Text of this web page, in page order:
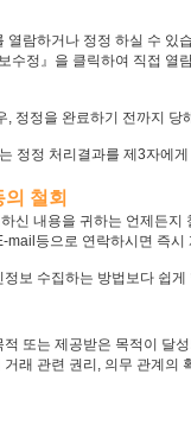
열람하거나 정정 하실 수 있
수정』을 클릭하여 직접
정정을 완료하기 전까지
정정 처리결과를 제3자에
철회
신 내용을 귀하는 언제든지
등으로 연락하시면 즉
보 수집하는 방법보다 쉽
또는 제공받은 목적이 달
래 관련 권리, 의무 관계